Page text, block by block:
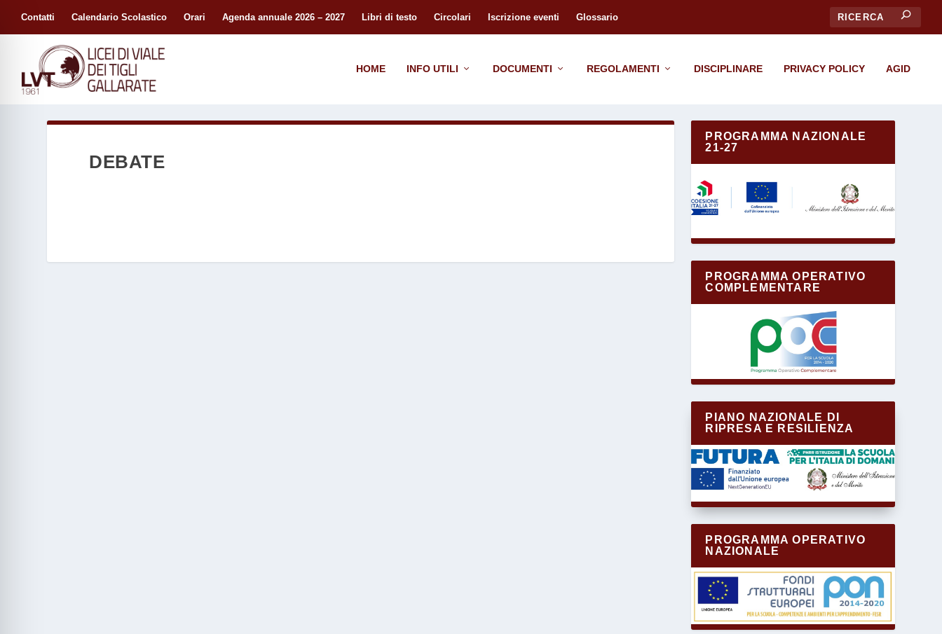
Contatti Calendario Scolastico Orari Agenda annuale 2026 – 2027 Libri di testo Circolari Iscrizione eventi Glossario
HOME INFO UTILI DOCUMENTI REGOLAMENTI DISCIPLINARE PRIVACY POLICY AGID
DEBATE
PROGRAMMA NAZIONALE
21-27
PROGRAMMA OPERATIVO
COMPLEMENTARE
PIANO NAZIONALE DI
RIPRESA E RESILIENZA
PROGRAMMA OPERATIVO
NAZIONALE